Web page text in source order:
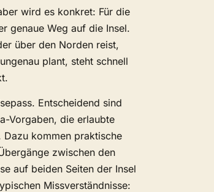
wird es konkret: Für die
genaue Weg auf die Insel.
über den Norden reist,
plant, steht schnell
Entscheidend sind
Vorgaben, die erlaubte
kommen praktische
zwischen den
auf beiden Seiten der Insel
Missverständnisse: